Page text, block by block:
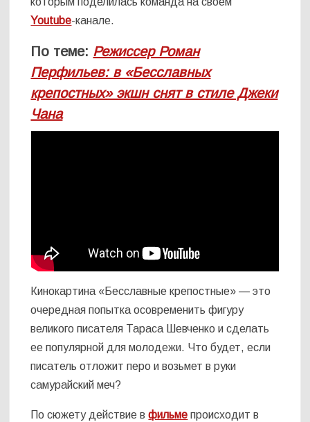
Youtube-канале.
По теме: Режиссер Роман
Перфильев: в «Бесславных
крепостных» экшн снят в стиле Джеки
Чана
Кинокартина «Бесславные крепостные» — это
очередная попытка осовременить фигуру
великого писателя Тараса Шевченко и сделать
ее популярной для молодежи. Что будет, если
писатель отложит перо и возьмет в руки
самурайский меч?
По сюжету действие вфильме происходит в